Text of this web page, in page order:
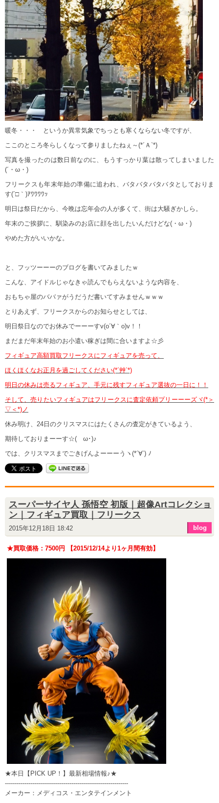
暖冬・・・ というか異常気象でちっとも寒くならない冬ですが、
ここのところ冬らしくなって参りましたねぇ～(*´Ａ`*)
写真を撮ったのは数日前なのに、もうすっかり葉は散ってしまいました
(´・ω・)
フリークスも年末年始の準備に追われ、バタバタバタバタとしておりま
す(´□｀)ｱﾜﾜﾜﾜｯ
明日は祭日だから、今晩は忘年会の人が多くて、街は大騒ぎかしら。
年末のご挨拶に、馴染みのお店に顔を出したいんだけどな(・ω・)
やめた方がいいかな。
と、フッツーーーのブログを書いてみましたｗ
こんな、アイドルじゃなきゃ読んでもらえないような内容を、
おもちゃ屋のババァがうだうだ書いてすみませんｗｗｗ
とりあえず、フリークスからのお知らせとしては、
明日祭日なのでお休みでーーーすv(o´∀｀o)v！！
まだまだ年末年始のお小遣い稼ぎは間に合いますよ☆彡
フィギュア高額買取フリークスにフィギュアを売って、
ほくほくなお正月を過ごしてください(*´艸`*)
明日の休みは売るフィギュア、手元に残すフィギュア選抜の一日に！！
そして、売りたいフィギュアはフリークスに査定依頼プリーーーズヾ(*＞
▽＜*)ノ
休み明け、24日のクリスマスにはたくさんの査定がきているよう、
期待しておりまーーす☆(ゝω･)♪
では、クリスマスまでごきげんよーーーうヽ(*´∀`) ﾉ
スーパーサイヤ人 孫悟空 初版｜超像Artコレクショ
ン｜フィギュア買取｜フリークス
2015年12月18日 18:42 blog
★買取価格：7500円 【2015/12/14より1ヶ月間有効】
★本日【PICK UP！】最新相場情報♪★
---------------------------------------------------------------
メーカー：メディコス・エンタテインメント